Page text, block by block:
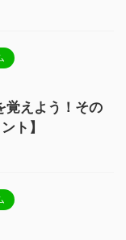
覚えよう！その
ト】